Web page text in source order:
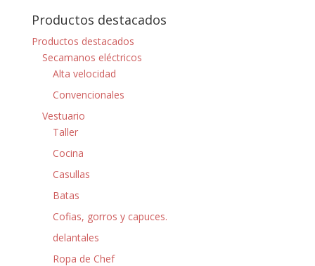
Productos destacados
Productos destacados
Secamanos eléctricos
Alta velocidad
Convencionales
Vestuario
Taller
Cocina
Casullas
Batas
Cofias, gorros y capuces.
delantales
Ropa de Chef